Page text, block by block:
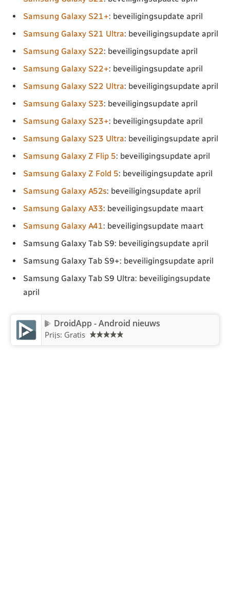
Samsung Galaxy S21+: beveiligingsupdate april
Samsung Galaxy S21 Ultra: beveiligingsupdate april
Samsung Galaxy S22: beveiligingsupdate april
Samsung Galaxy S22+: beveiligingsupdate april
Samsung Galaxy S22 Ultra: beveiligingsupdate april
Samsung Galaxy S23: beveiligingsupdate april
Samsung Galaxy S23+: beveiligingsupdate april
Samsung Galaxy S23 Ultra: beveiligingsupdate april
Samsung Galaxy Z Flip 5: beveiligingsupdate april
Samsung Galaxy Z Fold 5: beveiligingsupdate april
Samsung Galaxy A52s: beveiligingsupdate april
Samsung Galaxy A33: beveiligingsupdate maart
Samsung Galaxy A41: beveiligingsupdate maart
Samsung Galaxy Tab S9: beveiligingsupdate april
Samsung Galaxy Tab S9+: beveiligingsupdate april
Samsung Galaxy Tab S9 Ultra: beveiligingsupdate
april
DroidApp - Android nieuws
Prijs: Gratis